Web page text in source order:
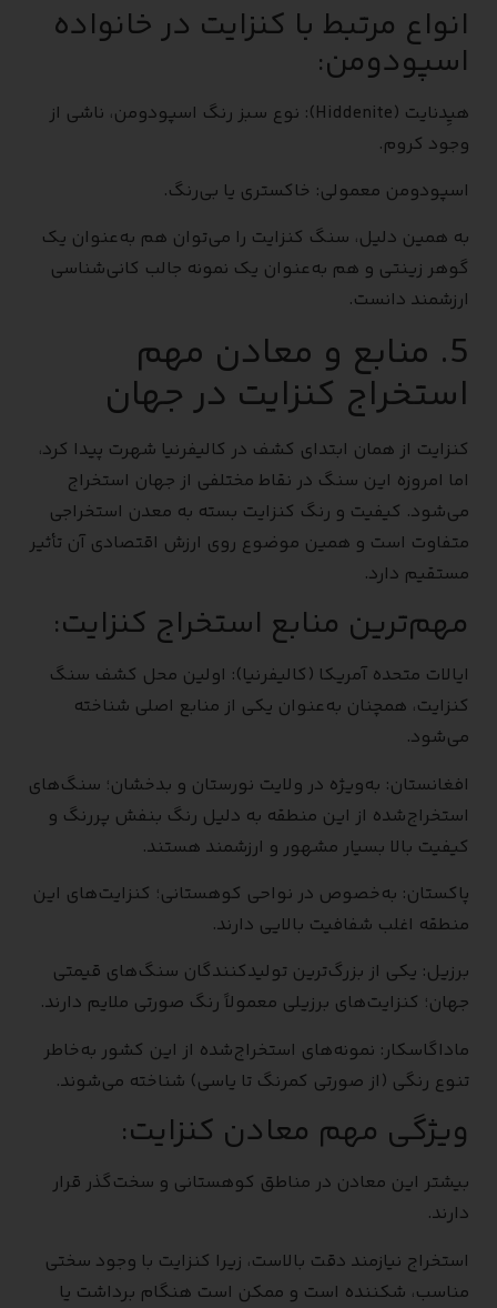
انواع مرتبط با کنزایت در خانواده
اسپودومن:
هیِدنایت (Hiddenite): نوع سبز رنگ اسپودومن، ناشی از
وجود کروم.
اسپودومن معمولی: خاکستری یا بی‌رنگ.
به همین دلیل، سنگ کنزایت را می‌توان هم به‌عنوان یک
گوهر زینتی و هم به‌عنوان یک نمونه جالب کانی‌شناسی
ارزشمند دانست.
5. منابع و معادن مهم
استخراج کنزایت در جهان
کنزایت از همان ابتدای کشف در کالیفرنیا شهرت پیدا کرد،
اما امروزه این سنگ در نقاط مختلفی از جهان استخراج
می‌شود. کیفیت و رنگ کنزایت بسته به معدن استخراجی
متفاوت است و همین موضوع روی ارزش اقتصادی آن تأثیر
مستقیم دارد.
مهم‌ترین منابع استخراج کنزایت:
ایالات متحده آمریکا (کالیفرنیا): اولین محل کشف سنگ
کنزایت، همچنان به‌عنوان یکی از منابع اصلی شناخته
می‌شود.
افغانستان: به‌ویژه در ولایت نورستان و بدخشان؛ سنگ‌های
استخراج‌شده از این منطقه به دلیل رنگ بنفش پررنگ و
کیفیت بالا بسیار مشهور و ارزشمند هستند.
پاکستان: به‌خصوص در نواحی کوهستانی؛ کنزایت‌های این
منطقه اغلب شفافیت بالایی دارند.
برزیل: یکی از بزرگ‌ترین تولیدکنندگان سنگ‌های قیمتی
جهان؛ کنزایت‌های برزیلی معمولاً رنگ صورتی ملایم دارند.
ماداگاسکار: نمونه‌های استخراج‌شده از این کشور به‌خاطر
تنوع رنگی (از صورتی کمرنگ تا یاسی) شناخته می‌شوند.
ویژگی مهم معادن کنزایت:
بیشتر این معادن در مناطق کوهستانی و سخت‌گذر قرار
دارند.
استخراج نیازمند دقت بالاست، زیرا کنزایت با وجود سختی
مناسب، شکننده است و ممکن است هنگام برداشت یا